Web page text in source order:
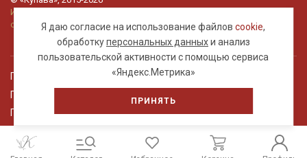
Я даю согласие на использование файловcookie,
обработкуперсональных данныхи анализ
пользовательской активности с помощью сервиса
«Яндекс.Метрика»
ПРИНЯТЬ
Информация на сайте не является публичной
офертой.
Правовая информация
Политика обработки персональных данных
Пользовательское соглашение